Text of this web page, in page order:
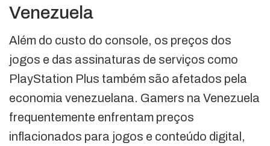
Venezuela
Além do custo do console, os preços dos
jogos e das assinaturas de serviços como
PlayStation Plus também são afetados pela
economia venezuelana. Gamers na Venezuela
frequentemente enfrentam preços
inflacionados para jogos e conteúdo digital,